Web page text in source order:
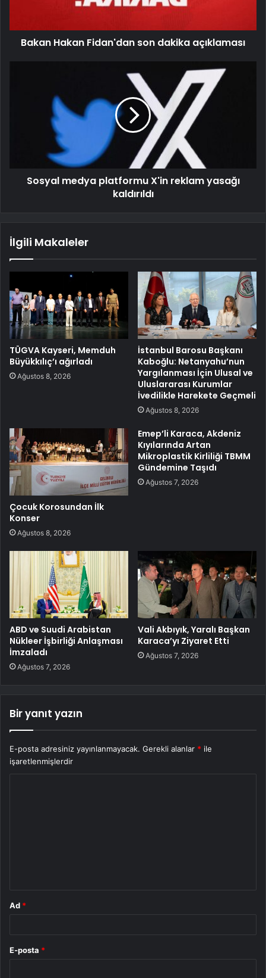
Bakan Hakan Fidan'dan son dakika açıklaması
Sosyal medya platformu X'in reklam yasağı
kaldırıldı
İlgili Makaleler
TÜGVA Kayseri, Memduh
Büyükkılıç’ı ağırladı
Ağustos 8, 2026
İstanbul Barosu Başkanı
Kaboğlu: Netanyahu’nun
Yargılanması İçin Ulusal ve
Uluslararası Kurumlar
İvedilikle Harekete Geçmeli
Ağustos 8, 2026
Çocuk Korosundan İlk
Konser
Ağustos 8, 2026
Emep’li Karaca, Akdeniz
Kıyılarında Artan
Mikroplastik Kirliliği TBMM
Gündemine Taşıdı
Ağustos 7, 2026
ABD ve Suudi Arabistan
Nükleer İşbirliği Anlaşması
İmzaladı
Ağustos 7, 2026
Vali Akbıyık, Yaralı Başkan
Karaca’yı Ziyaret Etti
Ağustos 7, 2026
Bir yanıt yazın
E-posta adresiniz yayınlanmayacak. Gerekli alanlar * ile
işaretlenmişlerdir
Ad *
E-posta *